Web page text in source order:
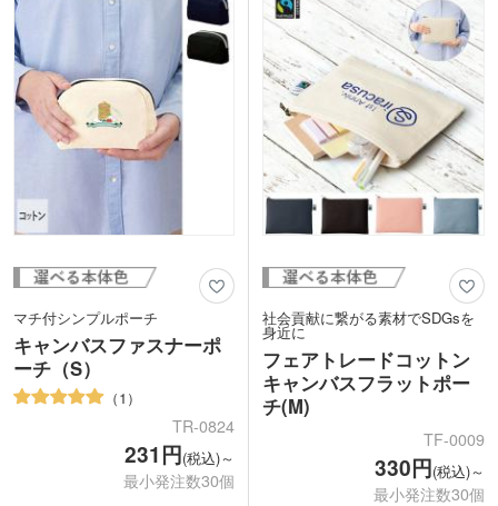
持ち運びにも便利。
シンプルなロゴやショップ名などの印刷
に適した1色、インパクトのあるデザイ
ンが映えるフルカラーで名入れできま
す。ショップの購入特典やオリジナルグ
ッズ製作などにおすすめです。
シンプルなロゴやショップ名などの印刷
に適した1色か、インパクトのあるデザ
インが映えるフルカラーで名入れできま
す。雑貨店の購入特典や美容サロンの周
年記念品などにおすすめです。
マチ付シンプルポーチ
キャンバスファスナーポ
ーチ（S）
1
TR-0824
231円(税込)～
最小発注数30個
社会貢献に繋がる素材でSDGsを
身近に
フェアトレードコットン
キャンバスフラットポー
チ(M)
TF-0009
330円(税込)～
最小発注数30個